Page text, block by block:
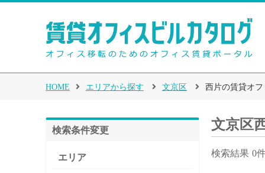
HOME エリアから探す 文京区 西片の賃貸オ
検索条件変更
エリア
文京区
検索結果 0